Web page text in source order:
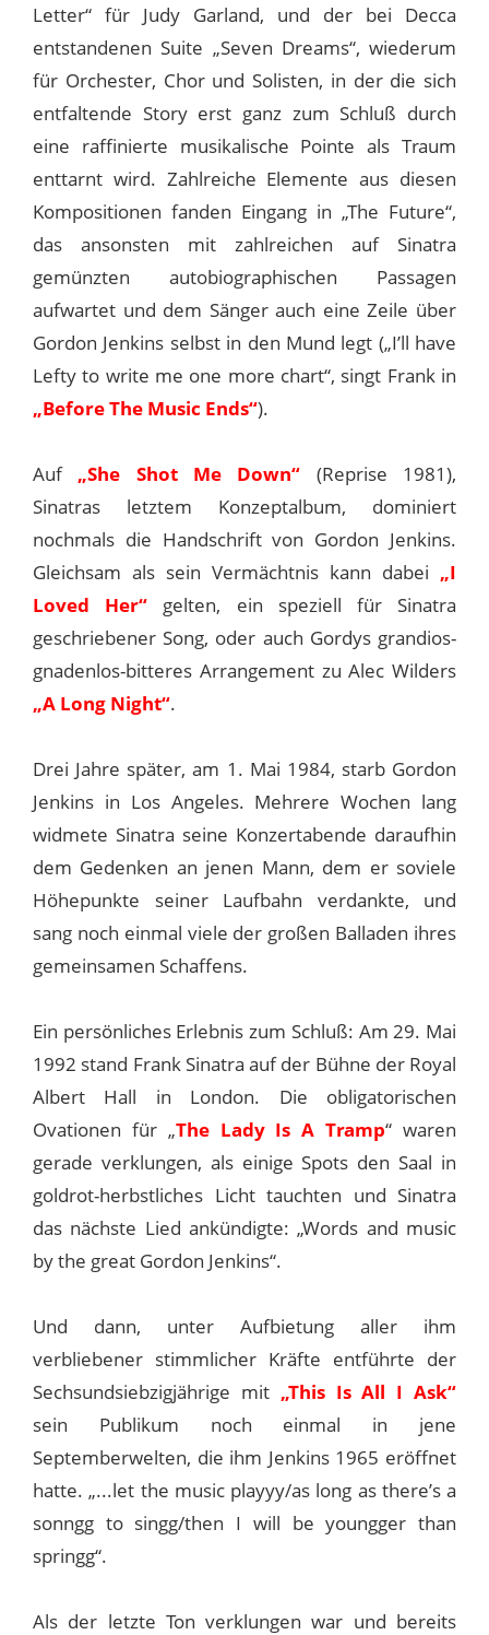
Letter“ für Judy Garland, und der bei Decca
entstandenen Suite „Seven Dreams“, wiederum
für Orchester, Chor und Solisten, in der die sich
entfaltende Story erst ganz zum Schluß durch
eine raffinierte musikalische Pointe als Traum
enttarnt wird. Zahlreiche Elemente aus diesen
Kompositionen fanden Eingang in „The Future“,
das ansonsten mit zahlreichen auf Sinatra
gemünzten autobiographischen Passagen
aufwartet und dem Sänger auch eine Zeile über
Gordon Jenkins selbst in den Mund legt („I’ll have
Lefty to write me one more chart“, singt Frank in
„Before The Music Ends“).
Auf „She Shot Me Down“ (Reprise 1981),
Sinatras letztem Konzeptalbum, dominiert
nochmals die Handschrift von Gordon Jenkins.
Gleichsam als sein Vermächtnis kann dabei „I
Loved Her“ gelten, ein speziell für Sinatra
geschriebener Song, oder auch Gordys grandios-
gnadenlos-bitteres Arrangement zu Alec Wilders
„A Long Night“.
Drei Jahre später, am 1. Mai 1984, starb Gordon
Jenkins in Los Angeles. Mehrere Wochen lang
widmete Sinatra seine Konzertabende daraufhin
dem Gedenken an jenen Mann, dem er soviele
Höhepunkte seiner Laufbahn verdankte, und
sang noch einmal viele der großen Balladen ihres
gemeinsamen Schaffens.
Ein persönliches Erlebnis zum Schluß: Am 29. Mai
1992 stand Frank Sinatra auf der Bühne der Royal
Albert Hall in London. Die obligatorischen
Ovationen für „The Lady Is A Tramp“ waren
gerade verklungen, als einige Spots den Saal in
goldrot-herbstliches Licht tauchten und Sinatra
das nächste Lied ankündigte: „Words and music
by the great Gordon Jenkins“.
Und dann, unter Aufbietung aller ihm
verbliebener stimmlicher Kräfte entführte der
Sechsundsiebzigjährige mit „This Is All I Ask“
sein Publikum noch einmal in jene
Septemberwelten, die ihm Jenkins 1965 eröffnet
hatte. „...let the music playyy/as long as there’s a
sonngg to singg/then I will be youngger than
springg“.
Als der letzte Ton verklungen war und bereits